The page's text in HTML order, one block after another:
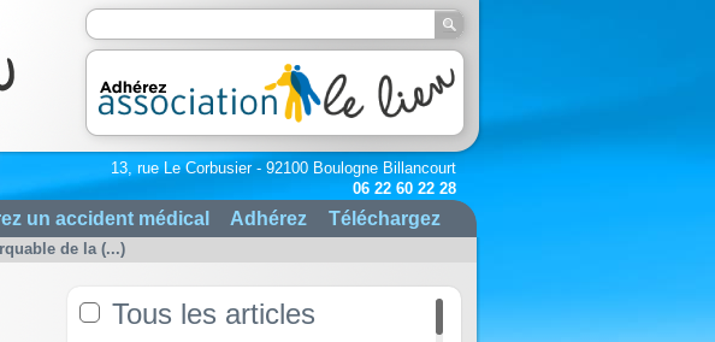
13, rue Le Corbusier - 92100 Boulogne Billancourt
06 22 60 22 28
un accident médical Adhérez Téléchargez
de la (...)
Tous les articles